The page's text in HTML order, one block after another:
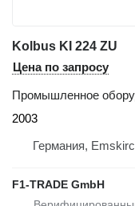
Kolbus KI 224 ZU
Цена по запросу
Промышленное
2003
Германия,
F1-TRADE GmbH